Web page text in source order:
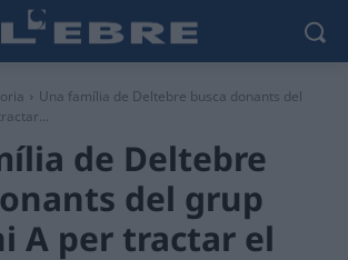
Una família de Deltebre busca donants del
de Deltebre
del grup
A per tractar el